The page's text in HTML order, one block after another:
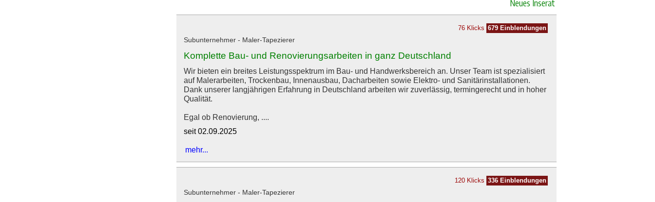
Neues Inserat
76 Klicks 679 Einblendungen
Subunternehmer - Maler-Tapezierer
Komplette Bau- und Renovierungsarbeiten in ganz Deutschland
Wir bieten ein breites Leistungsspektrum im Bau- und Handwerksbereich an. Unser Team ist spezialisiert
auf Malerarbeiten, Trockenbau, Innenausbau, Dacharbeiten sowie Elektro- und Sanitärinstallationen.
Dank unserer langjährigen Erfahrung in Deutschland arbeiten wir zuverlässig, termingerecht und in hoher
Qualität.
Egal ob Renovierung, ....
seit 02.09.2025
mehr...
120 Klicks 336 Einblendungen
Subunternehmer - Maler-Tapezierer